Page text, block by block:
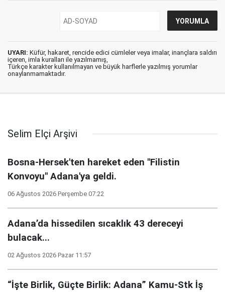
UYARI: Küfür, hakaret, rencide edici cümleler veya imalar, inançlara saldırı
içeren, imla kuralları ile yazılmamış,
Türkçe karakter kullanılmayan ve büyük harflerle yazılmış yorumlar
onaylanmamaktadır.
Selim Elçi Arşivi
Bosna-Hersek'ten hareket eden "Filistin
Konvoyu" Adana'ya geldi.
06 Ağustos 2026 Perşembe 07:22
Adana’da hissedilen sıcaklık 43 dereceyi
bulacak...
02 Ağustos 2026 Pazar 11:57
“İşte Birlik, Güçte Birlik: Adana” Kamu-Stk İş